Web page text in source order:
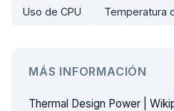
Uso de CPU Temperatura
MÁS INFORMACIÓN
Thermal Design Power |